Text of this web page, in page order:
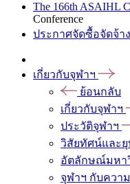
The 166th ASAIHL
Conference
ประกาศจัดซื้อจัดจ้าง
เกี่ยวกับจุฬาฯ
ย้อนกลับ
เกี่ยวกับจุฬาฯ
ประวัติจุฬาฯ
วิสัยทัศน์และ
อัตลักษณ์มหา
จุฬาฯ กับควา